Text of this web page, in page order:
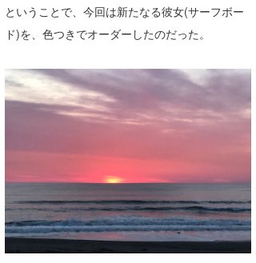
ということで、今回は新たなる彼女(サーフボー
ド)を、色つきでオーダーしたのだった。
OYZ
Soulman
VAGY
waka☆=
YUKI☆
たっちー
ハンマー